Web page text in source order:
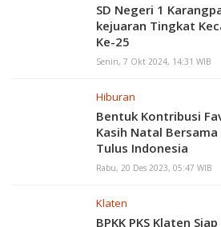
SD Negeri 1
kejuaran Tingkat
Ke-25
Senin, 7 Okt 2024, 14:31 WIB
Hiburan
Bentuk Kontribusi
Kasih Natal
Tulus Indonesia
Rabu, 20 Des 2023, 05:47 WIB
Klaten
BPKK PKS Klaten